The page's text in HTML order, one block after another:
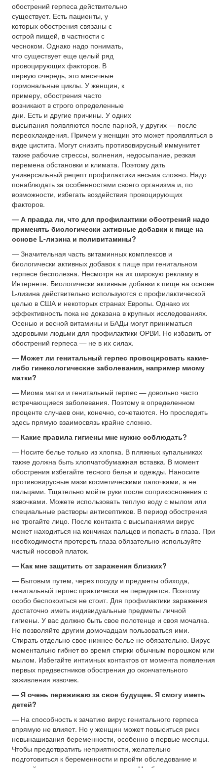
обострений герпеса действительно
существует. Есть пациенты, у
которых обострения связаны с
острой пищей, в частности с
чесноком. Однако надо понимать,
что существует еще целый ряд
провоцирующих факторов. В
первую очередь, это месячные
гормональные циклы. У женщин, к
примеру, обострения часто
возникают в строго определенные
дни. Есть и другие причины. У одних
высыпания появляются после парной, у других — после
переохлаждения. Причем у женщин это может проявляться в
виде цистита. Могут снизить противовирусный иммунитет
также рабочие стрессы, волнения, недосыпание, резкая
перемена обстановки и климата. Поэтому дать
универсальный рецепт профилактики весьма сложно. Надо
понаблюдать за особенностями своего организма и, по
возможности, избегать воздействия провоцирующих
факторов.
— А правда ли, что для профилактики обострений надо
применять биологически активные добавки к пище на
основе L-лизина и поливитамины?
— Значительная часть витаминных комплексов и
биологически активных добавок к пище при генитальном
герпесе бесполезна. Несмотря на их широкую рекламу в
Интернете. Биологически активные добавки к пище на основе
L-лизина действительно используются с профилактической
целью в США и некоторых странах Европы. Однако их
эффективность пока не доказана в крупных исследованиях.
Осенью и весной витамины и БАДы могут приниматься
здоровыми людьми для профилактики ОРВИ. Но избавить от
обострений герпеса — не в их силах.
— Может ли генитальный герпес провоцировать какие-
либо гинекологические заболевания, например миому
матки?
— Миома матки и генитальный герпес — довольно часто
встречающиеся заболевания. Поэтому в определенном
проценте случаев они, конечно, сочетаются. Но проследить
здесь прямую взаимосвязь крайне сложно.
— Какие правила гигиены мне нужно соблюдать?
— Носите белье только из хлопка. В пляжных купальниках
также должна быть хлопчатобумажная вставка. В момент
обострения избегайте тесного белья и одежды. Наносите
противовирусные мази косметическими палочками, а не
пальцами. Тщательно мойте руки после соприкосновения с
язвочками. Можете использовать теплую воду с мылом или
специальные растворы антисептиков. В период обострения
не трогайте лицо. После контакта с высыпаниями вирус
может находиться на кончиках пальцев и попасть в глаза. При
необходимости протереть глаза обязательно используйте
чистый носовой платок.
— Как мне защитить от заражения близких?
— Бытовым путем, через посуду и предметы обихода,
генитальный герпес практически не передается. Поэтому
особо беспокоиться не стоит. Для профилактики заражения
достаточно иметь индивидуальные предметы личной
гигиены. У вас должно быть свое полотенце и своя мочалка.
Не позволяйте другим домочадцам пользоваться ими.
Стирать отдельно свое нижнее белье не обязательно. Вирус
моментально гибнет во время стирки обычным порошком или
мылом. Избегайте интимных контактов от момента появления
первых предвестников обострения до окончательного
заживления язвочек.
— Я очень переживаю за свое будущее. Я смогу иметь
детей?
— На способность к зачатию вирус генитального герпеса
впрямую не влияет. Но у женщин может повыситься риск
невынашивания беременности, особенно в первые месяцы.
Чтобы предотвратить неприятности, желательно
подготовиться к беременности и пройти обследование и